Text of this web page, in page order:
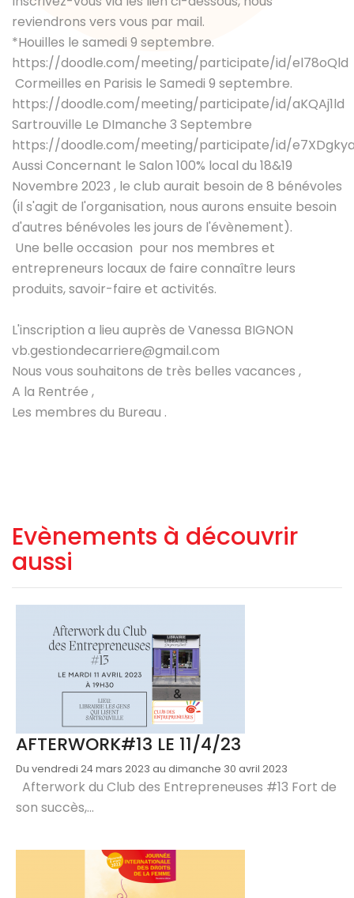
reviendrons vers vous par mail.
*Houilles le samedi 9 septembre.
https://doodle.com/meeting/participate/id/el78oQld
Cormeilles en Parisis le Samedi 9 septembre.
https://doodle.com/meeting/participate/id/aKQAj1ld
Sartrouville Le DImanche 3 Septembre
https://doodle.com/meeting/participate/id/
Aussi Concernant le Salon 100% local du 18&19
Novembre 2023 , le club aurait besoin de 8 bénévoles
(il s'agit de l'organisation, nous aurons ensuite besoin
d'autres bénévoles les jours de l'évènement).
Une belle occasion pour nos membres et
entrepreneurs locaux de faire connaître leurs
produits, savoir-faire et activités.
L'inscription a lieu auprès de Vanessa BIGNON
vb.gestiondecarriere@gmail.com
Nous vous souhaitons de très belles vacances ,
A la Rentrée ,
Les membres du Bureau .
Evènements à découvrir
aussi
AFTERWORK#13 LE 11/4/23
Du vendredi 24 mars 2023 au dimanche 30 avril 2023
Afterwork du Club des Entrepreneuses #13 Fort de
son succès,...